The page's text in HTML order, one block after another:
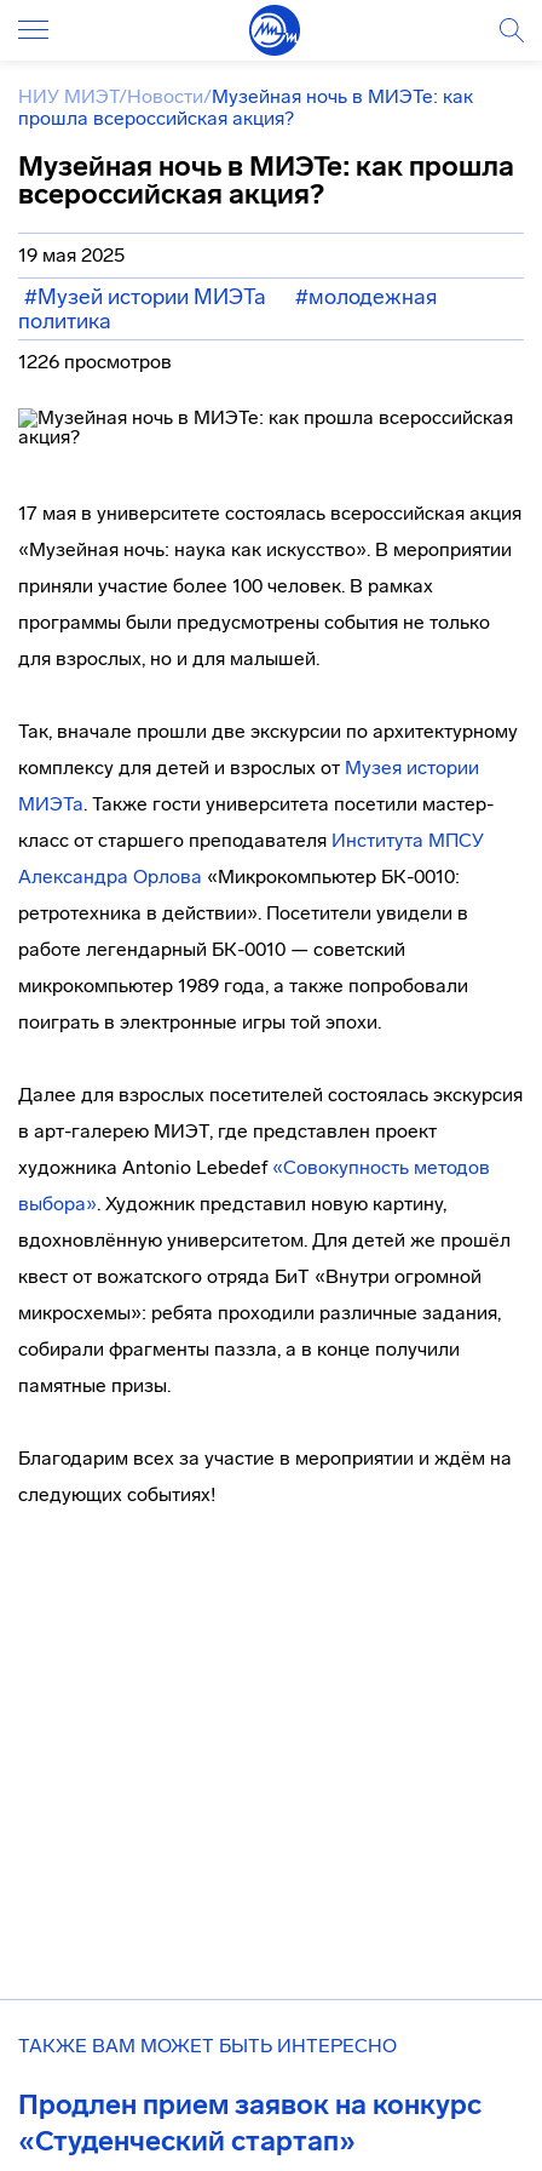
НИУ МИЭТ/Новости/Музейная ночь в МИЭТе: как
прошла всероссийская акция?
Музейная ночь в МИЭТе: как прошла
всероссийская акция?
19 мая 2025
#Музей истории МИЭТа
#молодежная
политика
1226 просмотров
17 мая в университете состоялась всероссийская акция
«Музейная ночь: наука как искусство». В мероприятии
приняли участие более 100 человек. В рамках
программы были предусмотрены события не только
для взрослых, но и для малышей.
Так, вначале прошли две экскурсии по архитектурному
комплексу для детей и взрослых от Музея истории
МИЭТа. Также гости университета посетили мастер-
класс от старшего преподавателя Института МПСУ
Александра Орлова «Микрокомпьютер БК-0010:
ретротехника в действии». Посетители увидели в
работе легендарный БК-0010 — советский
микрокомпьютер 1989 года, а также попробовали
поиграть в электронные игры той эпохи.
Далее для взрослых посетителей состоялась экскурсия
в арт-галерею МИЭТ, где представлен проект
художника Antonio Lebedef «Совокупность методов
выбора». Художник представил новую картину,
вдохновлённую университетом. Для детей же прошёл
квест от вожатского отряда БиТ «Внутри огромной
микросхемы»: ребята проходили различные задания,
собирали фрагменты паззла, а в конце получили
памятные призы.
Благодарим всех за участие в мероприятии и ждём на
следующих событиях!
ТАКЖЕ ВАМ МОЖЕТ БЫТЬ ИНТЕРЕСНО
Продлен прием заявок на конкурс
«Студенческий стартап»